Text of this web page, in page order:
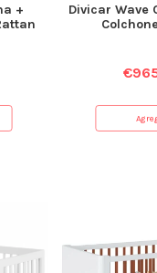
+
Divicar Wave
€